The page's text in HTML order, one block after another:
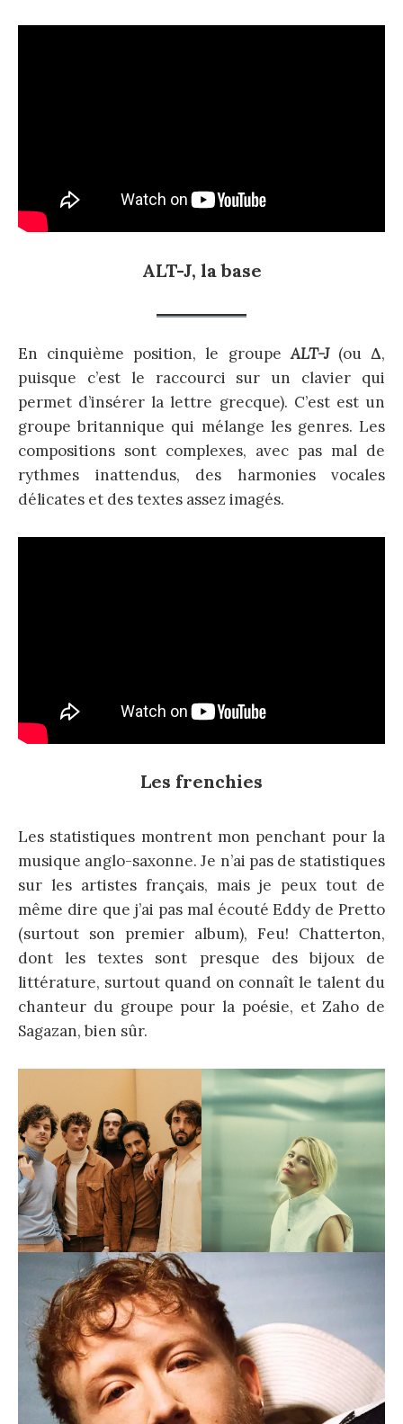
ALT-J, la base
En cinquième position, le groupeALT-J(ou∆,
puisque c’est le raccourci sur un clavier qui
permet d’insérer la lettre grecque). C’est est un
groupe britannique qui mélange les genres. Les
compositions sont complexes, avec pas mal de
rythmes inattendus, des harmonies vocales
délicates et des textes assez imagés.
Les frenchies
Les statistiques montrent mon penchant pour la
musique anglo-saxonne. Je n’ai pas de statistiques
sur les artistes français, mais je peux tout de
même dire que j’ai pas mal écouté Eddy de Pretto
(surtout son premier album), Feu! Chatterton,
dont les textes sont presque des bijoux de
littérature, surtout quand on connaît le talent du
chanteur du groupe pour la poésie, et Zaho de
Sagazan, bien sûr.